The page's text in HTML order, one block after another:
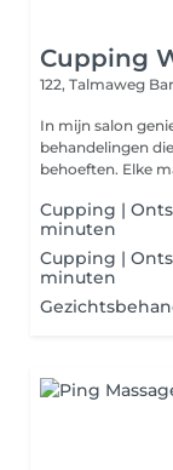
Cupping
122, Talmaweg
In mijn salon
behandelingen
behoeften. Elke
Cupping |
minuten
Cupping |
minuten